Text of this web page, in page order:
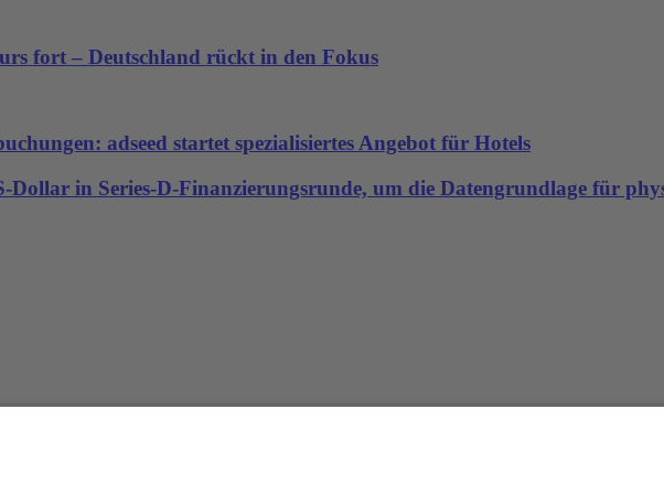
fort – Deutschland rückt in den Fokus
adseed startet spezialisiertes Angebot für Hotels
Dollar in Series-D-Finanzierungsrunde, um die Datengrundlage für